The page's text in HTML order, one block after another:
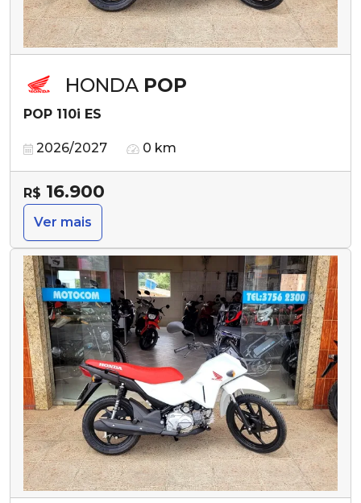
HONDA POP
POP 110i ES
2026/2027 0 km
R$ 16.900
Ver mais